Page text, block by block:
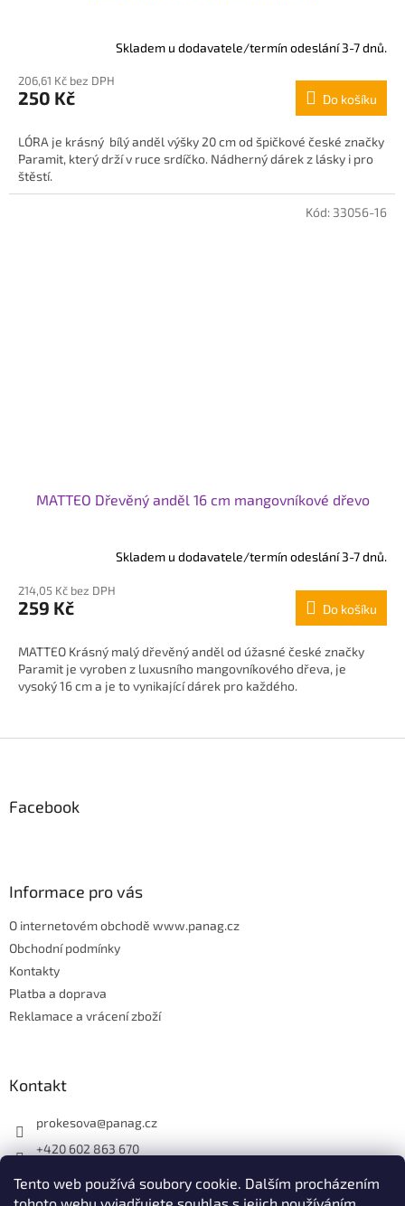
Tento web používá soubory cookie. Dalším procházením
Skladem u dodavatele/termín odeslání 3-7 dnů.
206,61 Kč bez DPH
250 Kč Do košíku
LÓRA je krásný bílý anděl výšky 20 cm od špičkové české značky
Paramit, který drží v ruce srdíčko. Nádherný dárek z lásky i pro
štěstí.
MATTEO Dřevěný anděl 16 cm mangovníkové dřevo
Skladem u dodavatele/termín odeslání 3-7 dnů.
214,05 Kč bez DPH
259 Kč Do košíku
MATTEO Krásný malý dřevěný anděl od úžasné české značky
Paramit je vyroben z luxusního mangovníkového dřeva, je
vysoký 16 cm a je to vynikající dárek pro každého.
Kód: 33056-16
p
aFacebook
Informace pro vás
O internetovém obchodě www.panag.cz
Obchodní podmínky
Kontakty
Platba a doprava
Reklamace a vrácení zboží
Kontakt
prokesova@panag.cz
+420 602 863 670